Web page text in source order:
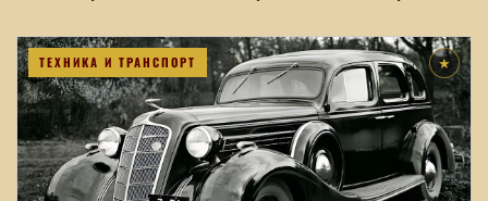
ТЕХНИКА И ТРАНСПОРТ ★